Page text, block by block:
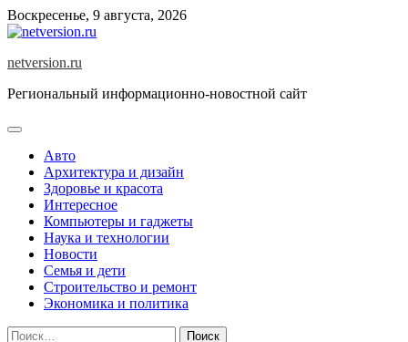
Skip
to
Воскресенье, 9 августа, 2026
netversion.ru
Региональный информационно-новостной сайт
Авто
Архитектура и дизайн
Здоровье и красота
Интересное
Компьютеры и гаджеты
Наука и технологии
Новости
Семья и дети
Строительство и ремонт
Экономика и политика
Найти: